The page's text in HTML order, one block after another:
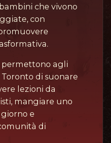
che vivono
con
permettono agli
di suonare
lezioni da
mangiare uno
e
di